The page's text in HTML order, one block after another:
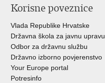
Korisne poveznice
Vlada Republike Hrvatske
Državna škola za javnu upravu
Odbor za državnu službu
Državno izborno povjerenstvo
Your Europe portal
Potresinfo